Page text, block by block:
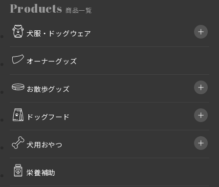
Products 商品一覧
犬服・ドッグウェア
オーナーグッズ
お散歩グッズ
ドッグフード
犬用おやつ
栄養補助